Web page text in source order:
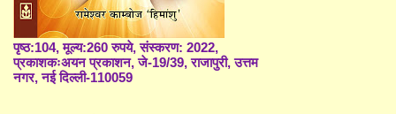
पृष्ठ:104, मूल्य:260 रुपये, संस्करण: 2022,
प्रकाशकःअयन प्रकाशन, जे-19/39, राजापुरी, उत्तम
नगर, नई दिल्ली-110059